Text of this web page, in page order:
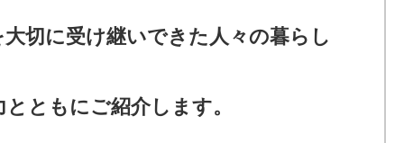
切に受け継いできた人々の暮らし
ともにご紹介します。